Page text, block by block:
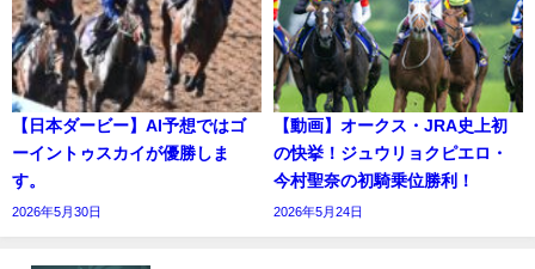
【日本ダービー】AI予想ではゴ
ーイントゥスカイが優勝しま
す。
2026年5月30日
【動画】オークス・JRA史上初
の快挙！ジュウリョクピエロ・
今村聖奈の初騎乗位勝利！
2026年5月24日